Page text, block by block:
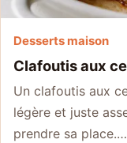
Desserts maison
Clafoutis aux
Un clafoutis aux
légère et juste
prendre sa place.…